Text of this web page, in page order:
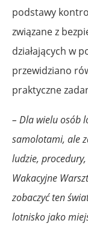
podstawy
związane z
działających w
przewidziano
praktyczne
– Dla wielu osób
samolotami, ale
ludzie,
Wakacyjne
zobaczyć ten
lotnisko jako